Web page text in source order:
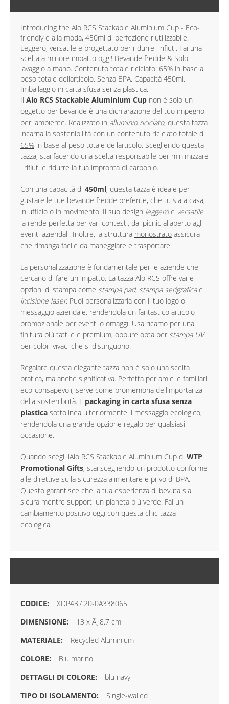
Introducing the Alo RCS Stackable Aluminium Cup - Eco-
friendly e alla moda, 450ml di perfezione riutilizzabile.
Leggero, versatile e progettato per ridurre i rifiuti. Fai una
scelta a minore impatto oggi! Bevande fredde & Solo
lavaggio a mano. Contenuto totale riciclato: 65% in base al
peso totale dellarticolo. Senza BPA. Capacità 450ml.
Imballaggio in carta sfusa senza plastica.
Il Alo RCS Stackable Aluminium Cup non è solo un
oggetto per bevande è una dichiarazione del tuo impegno
per lambiente. Realizzato in alluminio riciclato, questa tazza
incarna la sostenibilità con un contenuto riciclato totale di
65% in base al peso totale dellarticolo. Scegliendo questa
tazza, stai facendo una scelta responsabile per minimizzare
i rifiuti e ridurre la tua impronta di carbonio.
Con una capacità di 450ml, questa tazza è ideale per
gustare le tue bevande fredde preferite, che tu sia a casa,
in ufficio o in movimento. Il suo design leggeroe versatile
la rende perfetta per vari contesti, dai picnic allaperto agli
eventi aziendali. Inoltre, la struttura monostrato assicura
che rimanga facile da maneggiare e trasportare.
La personalizzazione è fondamentale per le aziende che
cercano di fare un impatto. La tazza Alo RCS offre varie
opzioni di stampa come stampa pad, stampa serigraficae
incisione laser. Puoi personalizzarla con il tuo logo o
messaggio aziendale, rendendola un fantastico articolo
promozionale per eventi o omaggi. Usa ricamo per una
finitura più tattile e premium, oppure opta per stampa UV
per colori vivaci che si distinguono.
Regalare questa elegante tazza non è solo una scelta
pratica, ma anche significativa. Perfetta per amici e familiari
eco-consapevoli, serve come promemoria dellimportanza
della sostenibilità. Il packaging in carta sfusa senza
plastica sottolinea ulteriormente il messaggio ecologico,
rendendola una grande opzione regalo per qualsiasi
occasione.
Quando scegli lAlo RCS Stackable Aluminium Cup di WTP
Promotional Gifts, stai scegliendo un prodotto conforme
alle direttive sulla sicurezza alimentare e privo di BPA.
Questo garantisce che la tua esperienza di bevuta sia
sicura mentre supporti un pianeta più verde. Fai un
cambiamento positivo oggi con questa chic tazza
ecologica!
XDP437.20-0A338065
13 x Ã¸ 8.7 cm
Recycled Aluminium
Blu marino
blu navy
Single-walled